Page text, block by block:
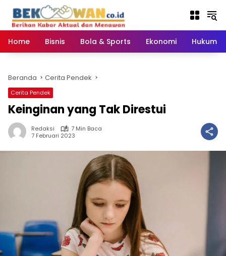
konten
Home
Bisnis Bola & Sports Ekonomi Hukum
Beranda Cerita Pendek
Cerita Pendek
Keinginan yang Tak Direstui
Redaksi
7 Min Baca
7 Februari 2023